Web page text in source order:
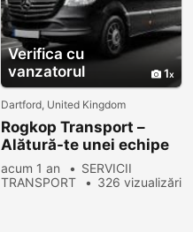
Verifica cu
vanzatorul
1
Dartford, United Kingdom
Rogkop Transport –
Alătură-te unei echipe
dinamice și de succes!
acum 1 an
SERVICII
TRANSPORT
326 vizualizări